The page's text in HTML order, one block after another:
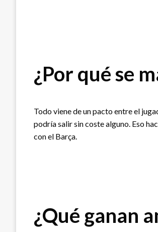
¿Por qué se
Todo viene de un pacto entre el
podría salir sin coste alguno. Eso
con el Barça.
¿Qué ganan